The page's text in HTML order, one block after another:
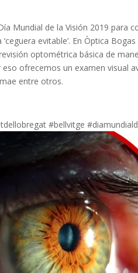
Mundial de la Visión 2019 para
evitable’. En Òptica
optométrica básica de
ofrecemos un examen visual
entre otros.
#bellvitge